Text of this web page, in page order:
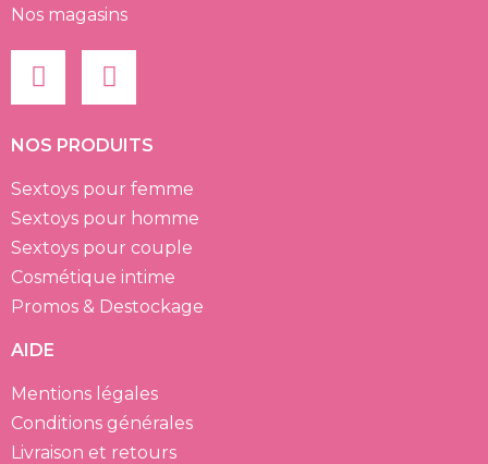
Nos magasins
NOS PRODUITS
Sextoys pour femme
Sextoys pour homme
Sextoys pour couple
Cosmétique intime
Promos & Destockage
AIDE
Mentions légales
Conditions générales
Livraison et retours